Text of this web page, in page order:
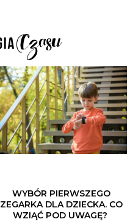
WYBÓR PIERWSZEGO
ZEGARKA DLA DZIECKA. CO
WZIĄĆ POD UWAGĘ?